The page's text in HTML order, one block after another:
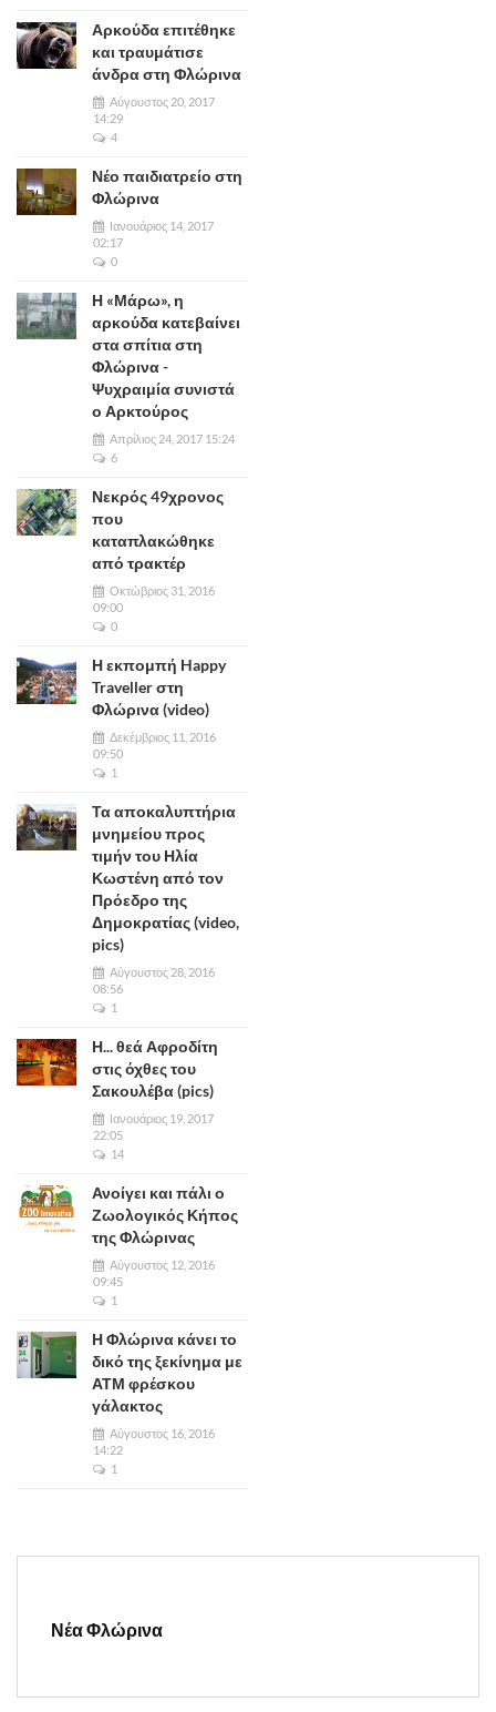
Αρκούδα επιτέθηκε
και τραυμάτισε
άνδρα στη Φλώρινα
Αύγουστος 20, 2017
14:29
4
Νέο παιδιατρείο στη
Φλώρινα
Ιανουάριος 14, 2017
02:17
0
Η «Μάρω», η
αρκούδα κατεβαίνει
στα σπίτια στη
Φλώρινα -
Ψυχραιμία συνιστά
ο Αρκτούρος
Απρίλιος 24, 2017 15:24
6
Νεκρός 49χρονος
που
καταπλακώθηκε
από τρακτέρ
Οκτώβριος 31, 2016
09:00
0
Η εκπομπή Happy
Traveller στη
Φλώρινα (video)
Δεκέμβριος 11, 2016
09:50
1
Τα αποκαλυπτήρια
μνημείου προς
τιμήν του Ηλία
Κωστένη από τον
Πρόεδρο της
Δημοκρατίας (video,
pics)
Αύγουστος 28, 2016
08:56
1
Η... θεά Αφροδίτη
στις όχθες του
Σακουλέβα (pics)
Ιανουάριος 19, 2017
22:05
14
Ανοίγει και πάλι ο
Ζωολογικός Κήπος
της Φλώρινας
Αύγουστος 12, 2016
09:45
1
Η Φλώρινα κάνει το
δικό της ξεκίνημα με
ΑΤΜ φρέσκου
γάλακτος
Αύγουστος 16, 2016
14:22
1
Νέα Φλώρινα